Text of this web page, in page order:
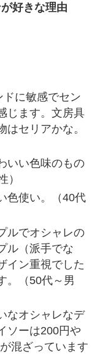
好きな理由
に敏感でセン
じます。文房具
はセリアかな。
いい色味のもの
）
色使い。（40代
ルでオシャレの
ル（派手でな
イン重視でした
。（50代～男
なオシャレなデ
ソーは200円や
混ざっています